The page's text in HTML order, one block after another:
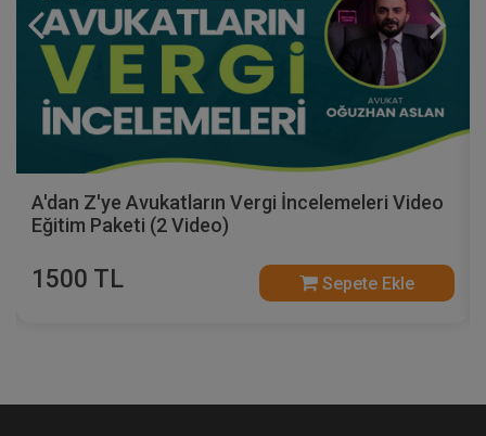
A'dan Z'ye Avukatların Vergi İncelemeleri Video
Eğitim Paketi (2 Video)
1500 TL Sepete Ekle